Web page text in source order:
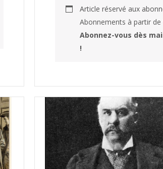
Article réservé aux
Abonnements à partir de
Abonnez-vous dès
!